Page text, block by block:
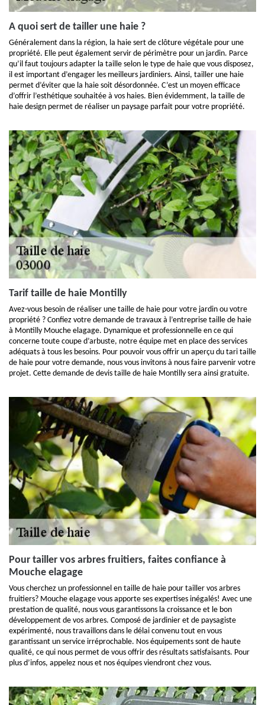
A quoi sert de tailler une haie ?
Généralement dans la région, la haie sert de clôture végétale pour une
propriété. Elle peut également servir de périmètre pour un jardin. Parce
qu’il faut toujours adapter la taille selon le type de haie que vous disposez,
il est important d’engager les meilleurs jardiniers. Ainsi, tailler une haie
permet d’éviter que la haie soit désordonnée. C’est un moyen efficace
d’offrir l’esthétique souhaitée à vos haies. Bien évidemment, la taille de
haie design permet de réaliser un paysage parfait pour votre propriété.
Tarif taille de haie Montilly
Avez-vous besoin de réaliser une taille de haie pour votre jardin ou votre
propriété ? Confiez votre demande de travaux à l’entreprise taille de haie
à Montilly Mouche elagage. Dynamique et professionnelle en ce qui
concerne toute coupe d’arbuste, notre équipe met en place des services
adéquats à tous les besoins. Pour pouvoir vous offrir un aperçu du tari taille
de haie pour votre demande, nous vous invitons à nous faire parvenir votre
projet. Cette demande de devis taille de haie Montilly sera ainsi gratuite.
Pour tailler vos arbres fruitiers, faites confiance à
Mouche elagage
Vous cherchez un professionnel en taille de haie pour tailler vos arbres
fruitiers? Mouche elagage vous apporte ses expertises inégalés! Avec une
prestation de qualité, nous vous garantissons la croissance et le bon
développement de vos arbres. Composé de jardinier et de paysagiste
expérimenté, nous travaillons dans le délai convenu tout en vous
garantissant un service irréprochable. Nos équipements sont de haute
qualité, ce qui nous permet de vous offrir des résultats satisfaisants. Pour
plus d’infos, appelez nous et nos équipes viendront chez vous.